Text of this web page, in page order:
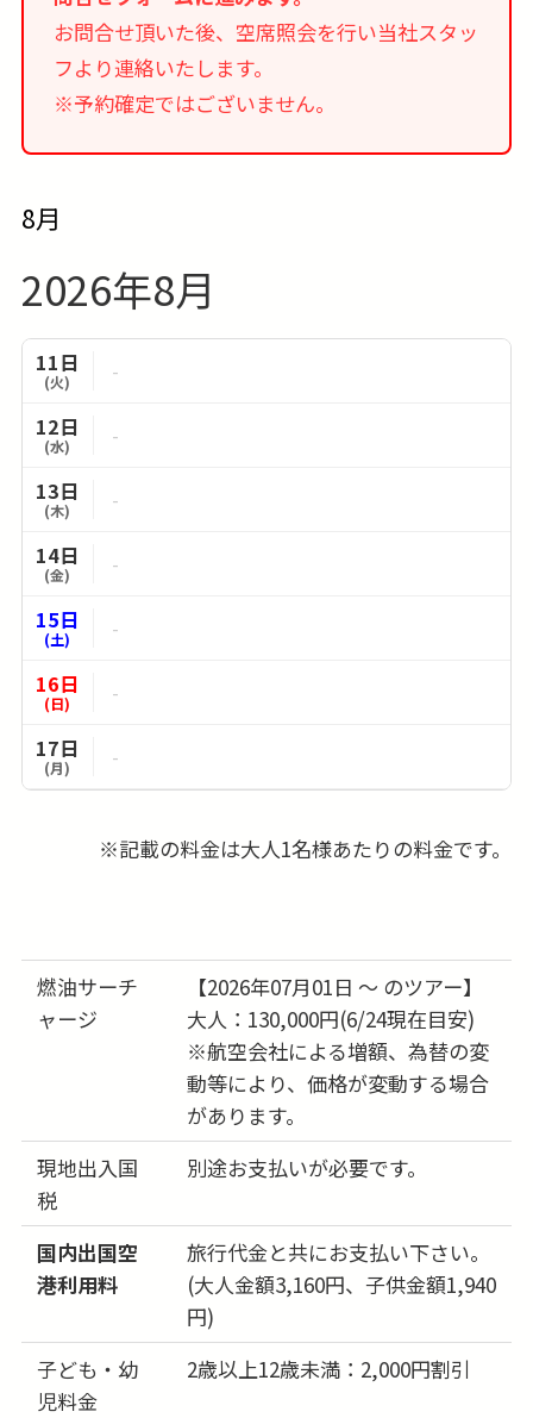
お問合せ頂いた後、空席照会を行い当社スタッ
フより連絡いたします。
※予約確定ではございません。
8月
2026年8月
11日
(火)
-
12日
(水)
-
13日
(木)
-
14日
(金)
-
15日
(土)
-
16日
(日)
-
17日
(月)
-
(木) 536,000円 問合せる
21日
(金)
23日
(日)
24日
(月)
25日
(火)
-
26日
-
27日
※記載の料金は大人1名様あたりの料金です。
燃油サーチ
ャージ
【2026年07月01日 ～ のツアー】
大人：130,000円(6/24現在目安)
※航空会社による増額、為替の変
動等により、価格が変動する場合
があります。
現地出入国
税
別途お支払いが必要です。
国内出国空
港利用料
旅行代金と共にお支払い下さい。
(大人金額3,160円、子供金額1,940
円)
子ども・幼
児料金
2歳以上12歳未満：2,000円割引